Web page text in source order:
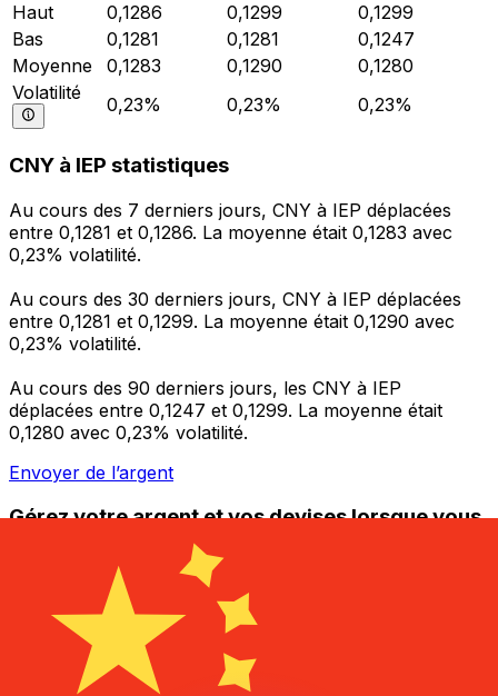
Haut
0,1286 0,1299
0,1299
Bas
0,1281 0,1281
0,1247
Moyenne
0,1283 0,1290
0,1280
Volatilité
0,23% 0,23% 0,23%
CNY à IEP statistiques
Au cours des 7 derniers jours, CNY à IEP déplacées
entre 0,1281 et 0,1286. La moyenne était 0,1283 avec
0,23% volatilité.
Au cours des 30 derniers jours, CNY à IEP déplacées
entre 0,1281 et 0,1299. La moyenne était 0,1290 avec
0,23% volatilité.
Au cours des 90 derniers jours, les CNY à IEP
déplacées entre 0,1247 et 0,1299. La moyenne était
0,1280 avec 0,23% volatilité.
Envoyer de l’argent
Gérez votre argent et vos devises lorsque vous
êtes en déplacement
L'application Xe réunit toutes les fonctionnalités
nécessaires pour vos transferts d'argent internationaux
et la gestion de vos devises. Convertissez des devises,
programmez des alertes de taux et transférez de
l'argent à l'étranger sans frais cachés. Téléchargez